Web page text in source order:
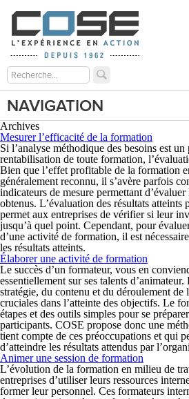
NAVIGATION
Archives
Mesurer l’efficacité de la formation
Si l’analyse méthodique des besoins est un
rentabilisation de toute formation,
Bien que l’effet profitable de la formation
généralement reconnu, il s’avère parfois
indicateurs de mesure permettant
obtenus. L’évaluation des résultats atteints
permet aux entreprises de vérifier si leur
jusqu’à quel point. Cependant, pour
d’une activité de formation, il est
les résultats atteints.
Élaborer une activité de formation
Le succès d’un formateur, vous en
essentiellement sur ses talents
stratégie, du contenu et du déroulement de
cruciales dans l’atteinte des objectifs. Le
étapes et des outils simples pour se
participants. COSE propose donc une
tient compte de ces préoccupations et qui
d’atteindre les résultats attendus par
Animer une session de formation
L’évolution de la formation en milieu de
entreprises d’utiliser leurs ressources
former leur personnel. Ces formateurs